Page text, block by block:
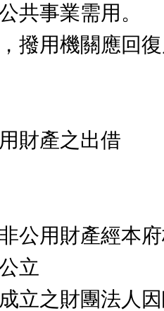
共事業需用。
撥用機關應回
產之出借
用財產經本府
立
立之財團法人